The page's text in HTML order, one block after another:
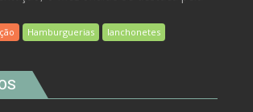
Hamburguerias
lanchonetes